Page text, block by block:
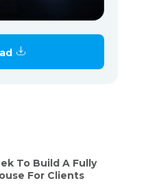
To Build A Fully
For Clients